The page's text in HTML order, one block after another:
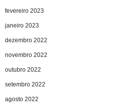
fevereiro 2023
janeiro 2023
dezembro 2022
novembro 2022
outubro 2022
setembro 2022
agosto 2022